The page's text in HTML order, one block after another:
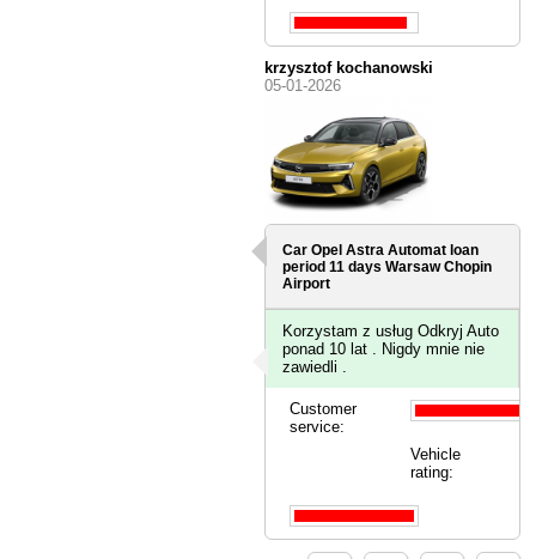
krzysztof kochanowski
05-01-2026
Car Opel Astra Automat loan
period 11 daysWarsaw Chopin
Airport
Korzystam z usług Odkryj Auto
ponad 10 lat . Nigdy mnie nie
zawiedli .
Customer
service:
Vehicle
rating: